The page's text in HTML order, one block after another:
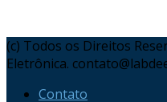
(c) Todos os Direitos
Eletrônica.
Contato